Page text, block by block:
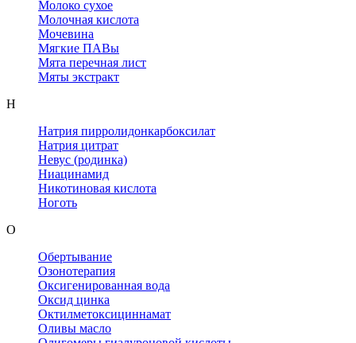
Молоко сухое
Молочная кислота
Мочевина
Мягкие ПАВы
Мята перечная лист
Мяты экстракт
Н
Натрия пирролидонкарбоксилат
Натрия цитрат
Невус (родинка)
Ниацинамид
Никотиновая кислота
Ноготь
О
Обертывание
Озонотерапия
Оксигенированная вода
Оксид цинка
Октилметоксициннамат
Оливы масло